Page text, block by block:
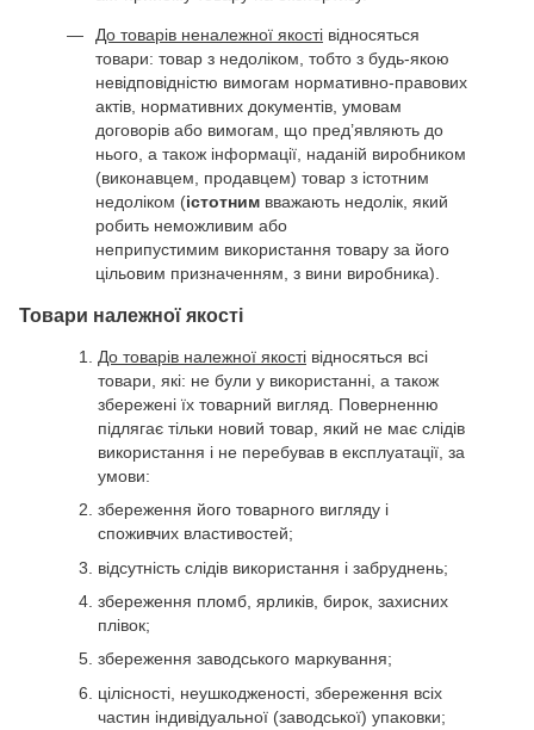
До товарів неналежної якості відносяться
товари: товар з недоліком, тобто з будь-якою
невідповідністю вимогам нормативно-правових
актів, нормативних документів, умовам
договорів або вимогам, що пред’являють до
нього, а також інформації, наданій виробником
(виконавцем, продавцем) товар з істотним
недоліком (істотним вважають недолік, який
робить неможливим або
неприпустимим використання товару за його
цільовим призначенням, з вини виробника).
Товари належної якості
До товарів належної якості відносяться всі
товари, які: не були у використанні, а також
збережені їх товарний вигляд. Поверненню
підлягає тільки новий товар, який не має слідів
використання і не перебував в експлуатації, за
умови:
збереження його товарного вигляду і
споживчих властивостей;
відсутність слідів використання і забруднень;
збереження пломб, ярликів, бирок, захисних
плівок;
збереження заводського маркування;
цілісності, неушкодженості, збереження всіх
частин індивідуальної (заводської) упаковки;